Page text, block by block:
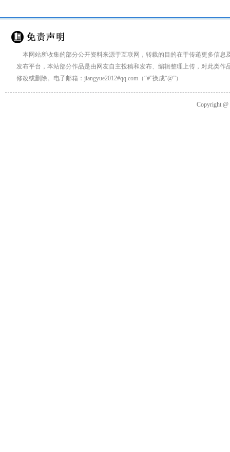
本网站所收集的部分公开资料来源于互联网，转载的目的在于传递更多信
发布平台，本站部分作品是由网友自主投稿和发布、编辑整理上传，对此类
修改或删除。电子邮箱：jiangyue2012#qq.com（“#”换成“@”）
Copyright